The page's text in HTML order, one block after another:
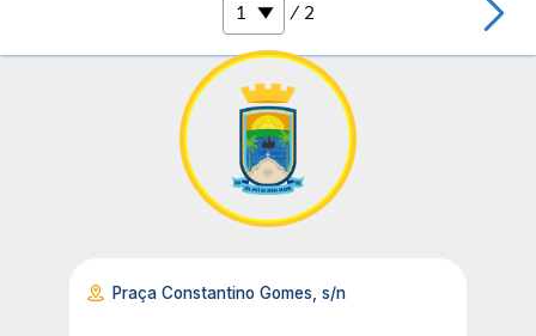
/ 2
Praça Constantino Gomes, s/n